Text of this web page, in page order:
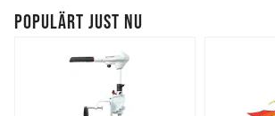
POPULÄRT JUST NU